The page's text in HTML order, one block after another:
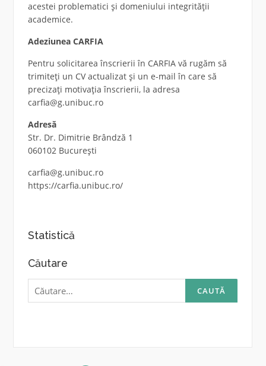
acestei problematici și domeniului integrității
academice.
Adeziunea CARFIA
Pentru solicitarea înscrierii în CARFIA vă rugăm să
trimiteți un CV actualizat și un e-mail în care să
precizați motivația înscrierii, la adresa
carfia@g.unibuc.ro
Adresă
Str. Dr. Dimitrie Brândză 1
060102 București
carfia@g.unibuc.ro
https://carfia.unibuc.ro/
Statistică
Căutare
Caută
după: